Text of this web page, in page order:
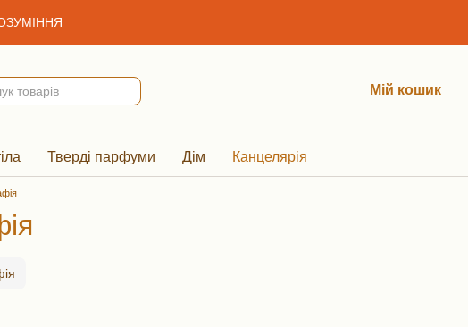
Мій кошик
Тверді парфуми Дім Канцелярія